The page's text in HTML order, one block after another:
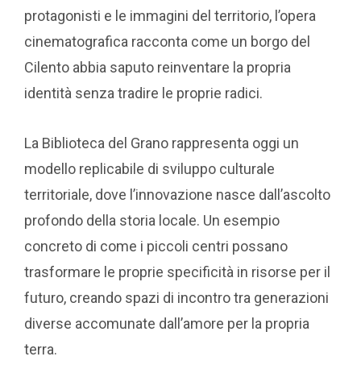
protagonisti e le immagini del territorio, l’opera
cinematografica racconta come un borgo del
Cilento abbia saputo reinventare la propria
identità senza tradire le proprie radici.
La Biblioteca del Grano rappresenta oggi un
modello replicabile di sviluppo culturale
territoriale, dove l’innovazione nasce dall’ascolto
profondo della storia locale. Un esempio
concreto di come i piccoli centri possano
trasformare le proprie specificità in risorse per il
futuro, creando spazi di incontro tra generazioni
diverse accomunate dall’amore per la propria
terra.